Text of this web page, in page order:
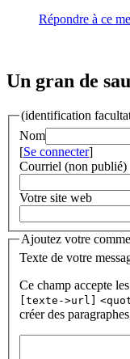
Répondre à ce
Un gran de
(identification
Nom
[Se connecter]
Courriel (non publié)
Votre site web
Ajoutez votre
Texte de votre
Ce champ accepte
[texte->url]
créer des